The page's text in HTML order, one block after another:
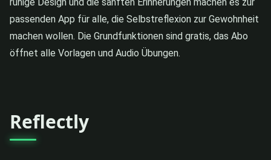
passenden App für alle, die Selbstreflexion zur Gewohnheit
machen wollen. Die Grundfunktionen sind gratis, das Abo
öffnet alle Vorlagen und Audio Übungen.
Reflectly